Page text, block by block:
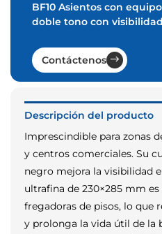
BF10 Asientos con
doble tono con
Contáctenos
Descripción del producto
Imprescindible para zonas
y centros comerciales. Su
negro mejora la visibilidad
ultrafina de 230×285 mm
fregadoras de pisos, lo que
y prolonga la vida útil de la